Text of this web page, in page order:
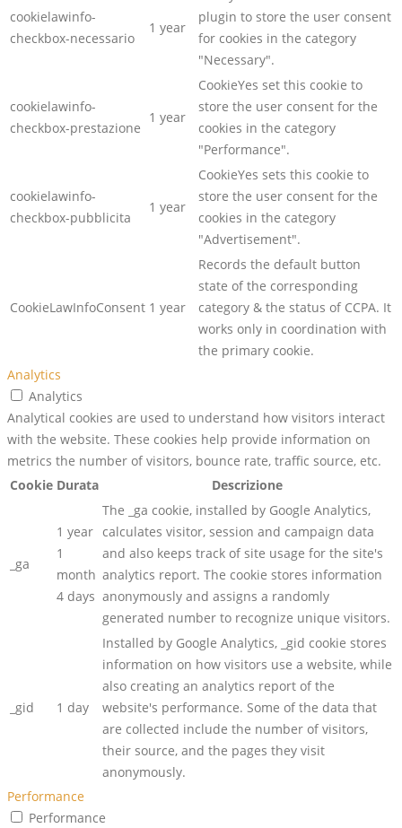
cookielawinfo-
checkbox-necessario
1 year
plugin to store the user consent
for cookies in the category
"Necessary".
cookielawinfo-
checkbox-prestazione
1 year
CookieYes set this cookie to
store the user consent for the
cookies in the category
"Performance".
cookielawinfo-
checkbox-pubblicita
1 year
CookieYes sets this cookie to
store the user consent for the
cookies in the category
"Advertisement".
CookieLawInfoConsent 1 year
Records the default button
state of the corresponding
category & the status of CCPA. It
works only in coordination with
the primary cookie.
Analytics
Analytics
Analytical cookies are used to understand how visitors interact
with the website. These cookies help provide information on
metrics the number of visitors, bounce rate, traffic source, etc.
Cookie Durata Descrizione
_ga
1 year
1
month
4 days
The _ga cookie, installed by Google Analytics,
calculates visitor, session and campaign data
and also keeps track of site usage for the site's
analytics report. The cookie stores information
anonymously and assigns a randomly
generated number to recognize unique visitors.
_gid 1 day
Installed by Google Analytics, _gid cookie stores
information on how visitors use a website, while
also creating an analytics report of the
website's performance. Some of the data that
are collected include the number of visitors,
their source, and the pages they visit
anonymously.
Performance
Performance